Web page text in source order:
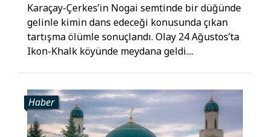
Karaçay-Çerkes’in Nogai semtinde bir düğünde
gelinle kimin dans edeceği konusunda çıkan
tartışma ölümle sonuçlandı. Olay 24 Ağustos’ta
Ikon-Khalk köyünde meydana geldi....
Haber